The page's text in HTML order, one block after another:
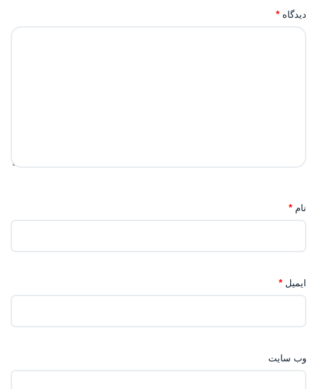
دیدگاه *
نام *
ایمیل *
وب‌ سایت